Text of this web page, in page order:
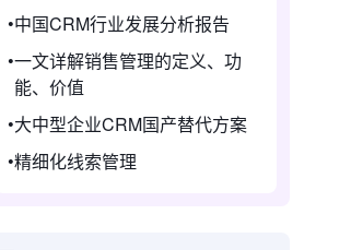
中国CRM行业发展分析报告
一文详解销售管理的定义、功
能、价值
大中型企业CRM国产替代方案
精细化线索管理